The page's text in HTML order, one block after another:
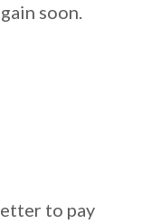
soon.
to pay